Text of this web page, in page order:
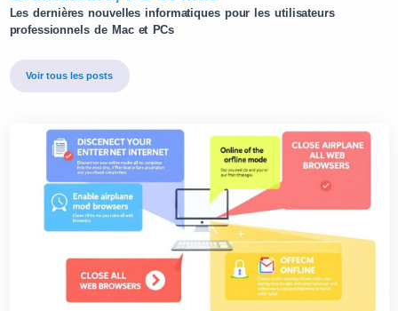
Les dernières nouvelles informatiques pour les utilisateurs
professionnels de Mac et PCs
Voir tous les posts